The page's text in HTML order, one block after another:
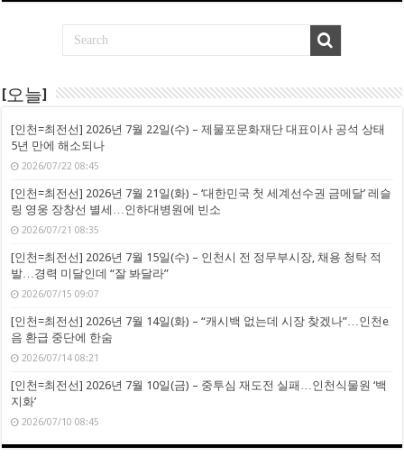
[오늘]
[인천=최전선] 2026년 7월 22일(수) – 제물포문화재단 대표이사 공석 상태
5년 만에 해소되나
2026/07/22 08:45
[인천=최전선] 2026년 7월 21일(화) – ‘대한민국 첫 세계선수권 금메달’ 레슬
링 영웅 장창선 별세…인하대병원에 빈소
2026/07/21 08:35
[인천=최전선] 2026년 7월 15일(수) – 인천시 전 정무부시장, 채용 청탁 적
발…경력 미달인데 “잘 봐달라”
2026/07/15 09:07
[인천=최전선] 2026년 7월 14일(화) – “캐시백 없는데 시장 찾겠나”…인천e
음 환급 중단에 한숨
2026/07/14 08:21
[인천=최전선] 2026년 7월 10일(금) – 중투심 재도전 실패…인천식물원 ‘백
지화’
2026/07/10 08:45